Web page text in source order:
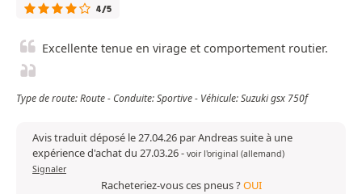
4/5
Excellente tenue en virage et comportement routier.
Type de route: Route - Conduite: Sportive - Véhicule: Suzuki gsx 750f
Avis traduit déposé le 27.04.26 par Andreas suite à une
expérience d'achat du 27.03.26- voir l'original (allemand)
Signaler
Racheteriez-vous ces pneus ?OUI